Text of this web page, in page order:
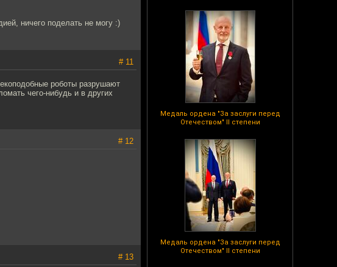
Медаль ордена "За заслуги перед
Отечеством" II степени
Медаль ордена "За заслуги перед
Отечеством" II степени
ничего поделать не могу :)
# 11
роботы разрушают
чего-нибудь и в других
# 12
# 13